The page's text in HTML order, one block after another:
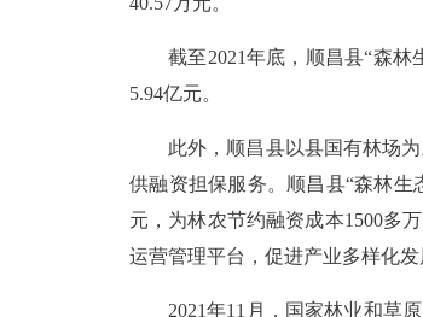
截至2021年底，顺昌县“森林
5.94亿元。
此外，顺昌县以县国有林场
供融资担保服务。顺昌县“森林生
元，为林农节约融资成本1500多
运营管理平台，促进产业多样化发
2021年11月，国家林业和草